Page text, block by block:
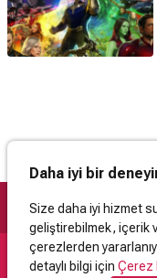
Daha iyi bir
Size daha iyi hizmet
geliştirebilmek, içerik
çerezlerden
detaylı bilgi için Çerez